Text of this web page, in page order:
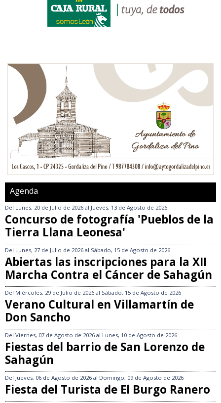
Agenda
Del Lunes, 20 de Julio de 2026 al Jueves, 13 de Agosto de 2026
Concurso de fotografía 'Pueblos de la
Tierra Llana Leonesa'
Del Lunes, 27 de Julio de 2026 al Sábado, 15 de Agosto de 2026
Abiertas las inscripciones para la XII
Marcha Contra el Cáncer de Sahagún
Del Miércoles, 29 de Julio de 2026 al Sábado, 15 de Agosto de 2026
Verano Cultural en Villamartín de
Don Sancho
Del Viernes, 07 de Agosto de 2026 al Lunes, 10 de Agosto de 2026
Fiestas del barrio de San Lorenzo de
Sahagún
Del Jueves, 06 de Agosto de 2026 al Domingo, 09 de Agosto de 2026
Fiesta del Turista de El Burgo Ranero